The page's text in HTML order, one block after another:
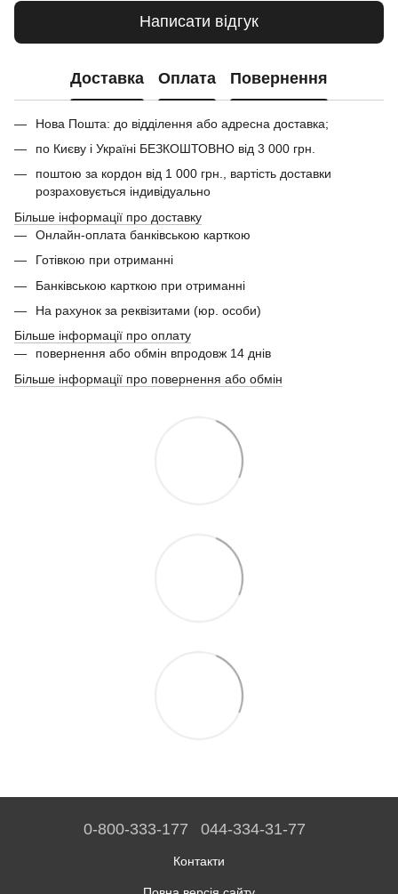
Написати відгук
Доставка Оплата Повернення
Нова Пошта: до відділення або адресна доставка;
по Києву і Україні БЕЗКОШТОВНО від 3 000 грн.
поштою за кордон від 1 000 грн., вартість доставки
розраховується індивідуально
Більше інформації про доставку
Онлайн-оплата банківською карткою
Готівкою при отриманні
Банківською карткою при отриманні
На рахунок за реквізитами (юр. особи)
Більше інформації про оплату
повернення або обмін впродовж 14 днів
Більше інформації про повернення або обмін
0-800-333-177 044-334-31-77
Контакти